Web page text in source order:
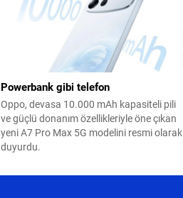
Powerbank gibi telefon
Oppo, devasa 10.000 mAh kapasiteli pili
ve güçlü donanım özellikleriyle öne çıkan
yeni A7 Pro Max 5G modelini resmi olarak
duyurdu.